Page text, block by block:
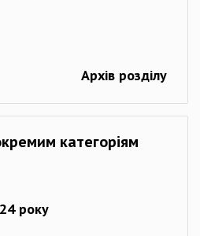
Архів розділу
категоріям
року